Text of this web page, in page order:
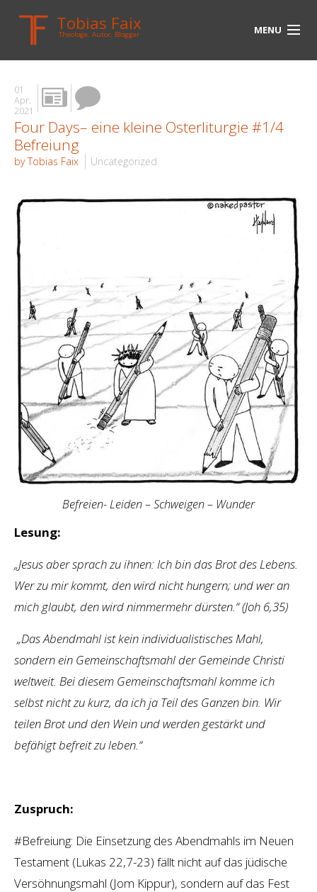
Tobias Faix
Theologe, Autor, Blogger MENU
HOME
BLOG
BIOGRAPHIE
BÜCHER
MEDIEN
KONTAKT
LINKS
01
Apr.
2021
Four Days– eine kleine Osterliturgie #1/4
Befreiung
by Tobias Faix Uncategorized
Befreien- Leiden – Schweigen – Wunder
Lesung:
„Jesus aber sprach zu ihnen: Ich bin das Brot des Lebens.
Wer zu mir kommt, den wird nicht hungern; und wer an
mich glaubt, den wird nimmermehr dürsten.“ (Joh 6,35)
„Das Abendmahl ist kein individualistisches Mahl,
sondern ein Gemeinschaftsmahl der Gemeinde Christi
weltweit. Bei diesem Gemeinschaftsmahl komme ich
selbst nicht zu kurz, da ich ja Teil des Ganzen bin. Wir
teilen Brot und den Wein und werden gestärkt und
befähigt befreit zu leben.“
Zuspruch:
#Befreiung: Die Einsetzung des Abendmahls im Neuen
Testament (Lukas 22,7-23) fällt nicht auf das jüdische
Versöhnungsmahl (Jom Kippur), sondern auf das Fest